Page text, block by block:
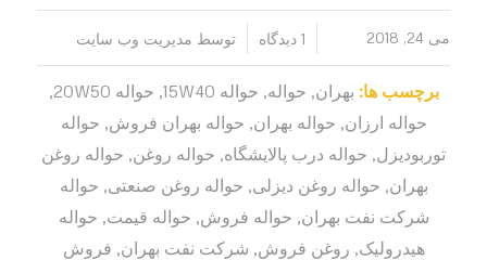
می 24, 2018 / 1 دیدگاه توسط مدیریت وب سایت
برچسب ها: بهران, حواله, حواله 15W40 , حواله 20W50
,
حواله ارزان, حواله بهران, حواله بهران فروش, حواله
توربودیزل, حواله درب پالایشگاه, حواله روغن, حواله روغن
بهران, حواله روغن دیزلی, حواله روغن صنعتی, حواله
شرکت نفت بهران, حواله فروش, حواله قیمت, حواله
هیدرولیک, روغن فروش, شرکت نفت بهران, فروش